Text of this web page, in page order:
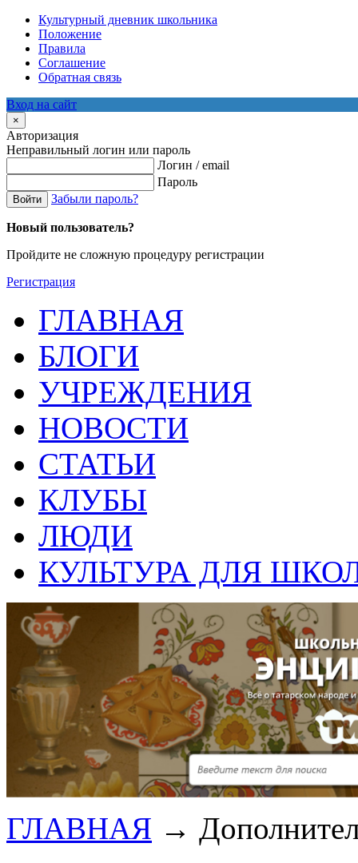
Культурный дневник школьника
Положение
Правила
Соглашение
Обратная связь
Вход на сайт
×
Авторизация
Неправильный логин или пароль
Логин / email
Пароль
Войти Забыли пароль?
Новый пользователь?
Пройдите не сложную процедуру регистрации
Регистрация
ГЛАВНАЯ
БЛОГИ
УЧРЕЖДЕНИЯ
НОВОСТИ
СТАТЬИ
КЛУБЫ
ЛЮДИ
КУЛЬТУРА ДЛЯ
ГЛАВНАЯ →